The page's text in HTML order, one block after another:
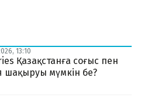
13:10
Қазақстанға соғыс пен
шақыруы мүмкін бе?